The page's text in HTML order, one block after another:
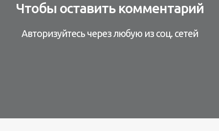
Чтобы оставить комментарий
Авторизуйтесь через любую из соц. сетей